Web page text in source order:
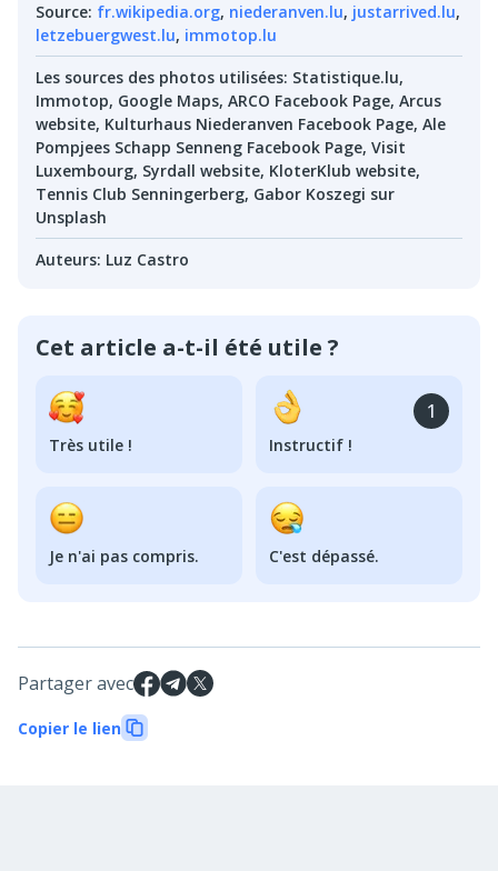
Source: fr.wikipedia.org, niederanven.lu, justarrived.lu,
letzebuergwest.lu, immotop.lu
Les sources des photos utilisées: Statistique.lu,
Immotop, Google Maps, ARCO Facebook Page, Arcus
website, Kulturhaus Niederanven Facebook Page, Ale
Pompjees Schapp Senneng Facebook Page, Visit
Luxembourg, Syrdall website, KloterKlub website,
Tennis Club Senningerberg, Gabor Koszegi sur
Unsplash
Auteurs: Luz Castro
Cet article a-t-il été utile ?
Très utile !
1
Instructif !
Je n'ai pas compris. C'est dépassé.
Partager avec
Copier le lien